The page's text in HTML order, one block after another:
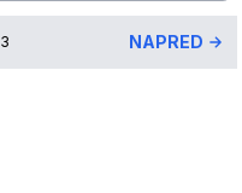
3 NAPRED